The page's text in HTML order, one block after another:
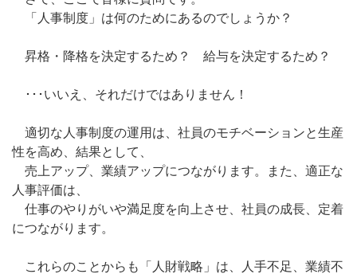
「人事制度」は何のためにあるのでしょうか？
昇格・降格を決定するため？ 給与を決定するため？
･･･いいえ、それだけではありません！
適切な人事制度の運用は、社員のモチベーションと生産
性を高め、結果として、
売上アップ、業績アップにつながります。また、適正な
人事評価は、
仕事のやりがいや満足度を向上させ、社員の成長、定着
につながります。
これらのことからも「人財戦略」は、人手不足、業績不